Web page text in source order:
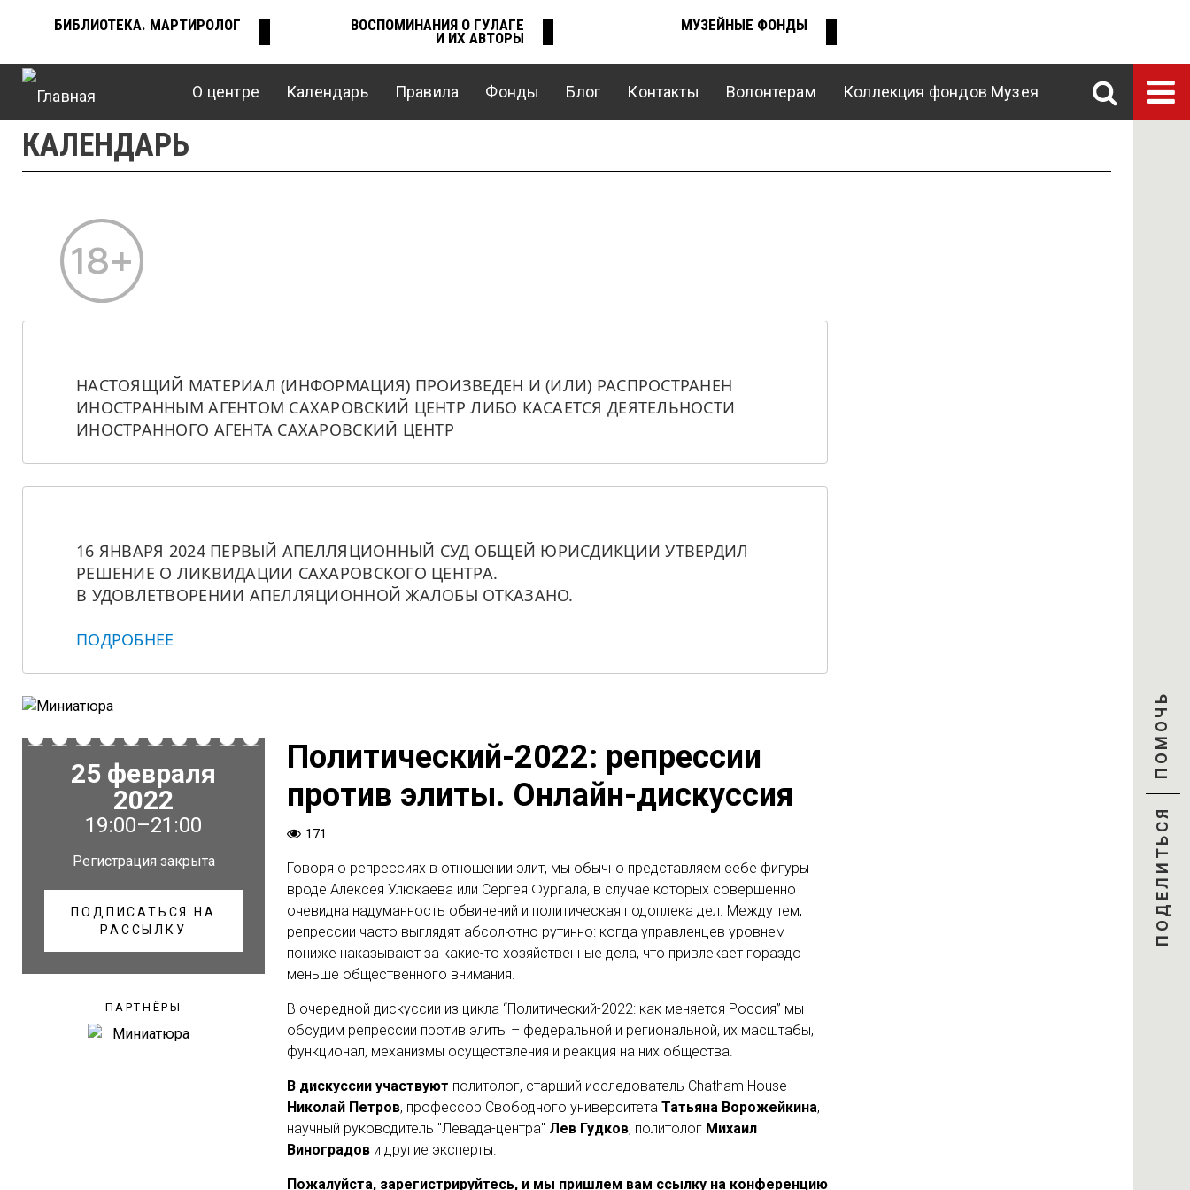
содержанию
ВЕРХНЕЕ
МЕНЮ
БИБЛИОТЕКА. МАРТИРОЛОГ ВОСПОМИНАНИЯ О ГУЛАГЕ
И ИХ АВТОРЫ
МУЗЕЙНЫЕ ФОНДЫ
О центре Календарь Правила Фонды Блог Контакты Волонтерам Коллекция фондов Музея
ПОМОЧЬ
ПОДЕЛИТЬСЯ
КАЛЕНДАРЬ
НАСТОЯЩИЙ МАТЕРИАЛ (ИНФОРМАЦИЯ) ПРОИЗВЕДЕН И (ИЛИ) РАСПРОСТРАНЕН
ИНОСТРАННЫМ АГЕНТОМ САХАРОВСКИЙ ЦЕНТР ЛИБО КАСАЕТСЯ ДЕЯТЕЛЬНОСТИ
ИНОСТРАННОГО АГЕНТА САХАРОВСКИЙ ЦЕНТР
16 ЯНВАРЯ 2024 ПЕРВЫЙ АПЕЛЛЯЦИОННЫЙ СУД ОБЩЕЙ ЮРИСДИКЦИИ УТВЕРДИЛ
РЕШЕНИЕ О ЛИКВИДАЦИИ САХАРОВСКОГО ЦЕНТРА.
В УДОВЛЕТВОРЕНИИ АПЕЛЛЯЦИОННОЙ ЖАЛОБЫ ОТКАЗАНО.
ПОДРОБНЕЕ
Политический-2022: репрессии
против элиты. Онлайн-дискуссия
171
25 февраля
2022
19:00–21:00
Регистрация закрыта
ПОДПИСАТЬСЯ НА
РАССЫЛКУ
Говоря о репрессиях в отношении элит, мы обычно представляем себе фигуры
вроде Алексея Улюкаева или Сергея Фургала, в случае которых совершенно
очевидна надуманность обвинений и политическая подоплека дел. Между тем,
репрессии часто выглядят абсолютно рутинно: когда управленцев уровнем
пониже наказывают за какие-то хозяйственные дела, что привлекает гораздо
меньше общественного внимания.
В очередной дискуссии из цикла “Политический-2022: как меняется Россия” мы
обсудим репрессии против элиты – федеральной и региональной, их масштабы,
функционал, механизмы осуществления и реакция на них общества.
В дискуссии участвуют политолог, старший исследователь Chatham House
Николай Петров, профессор Свободного университета Татьяна Ворожейкина,
научный руководитель "Левада-центра" Лев Гудков, политолог Михаил
Виноградов и другие эксперты.
Пожалуйста, зарегистрируйтесь, и мы пришлем вам ссылку на конференцию
ПАРТНЁРЫ